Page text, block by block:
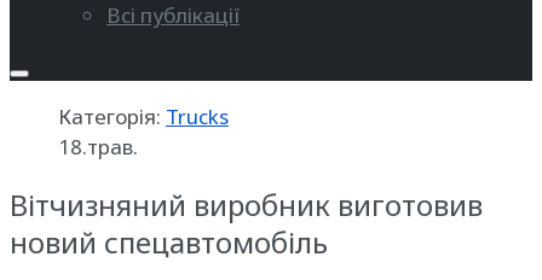
Всі публікації
Категорія: Trucks
18.трав.
Вітчизняний виробник виготовив
новий спецавтомобіль